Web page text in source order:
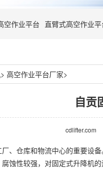
空作业平台 直臂式高空作业平
> 高空作业平台厂家>
自贡
cdlifter.com
、仓库和物流中心的重要设
蚀性较强，对固定式升降机